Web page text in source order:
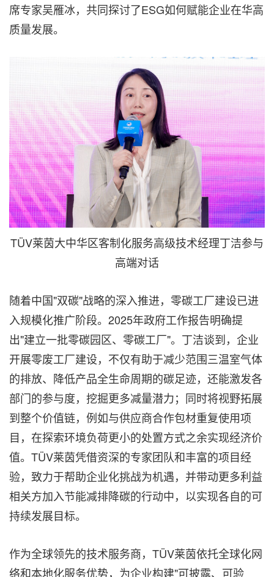
席专家吴雁冰，共同探讨了ESG如何赋能企业在华高
质量发展。
TÜV莱茵大中华区客制化服务高级技术经理丁洁参与
高端对话
随着中国"双碳"战略的深入推进，零碳工厂建设已进
入规模化推广阶段。2025年政府工作报告明确提
出"建立一批零碳园区、零碳工厂"。丁洁谈到，企业
开展零废工厂建设，不仅有助于减少范围三温室气体
的排放、降低产品全生命周期的碳足迹，还能激发各
部门的参与度，挖掘更多减量潜力；同时将视野拓展
到整个价值链，例如与供应商合作包材重复使用项
目，在探索环境负荷更小的处置方式之余实现经济价
值。TÜV莱茵凭借资深的专家团队和丰富的项目经
验，致力于帮助企业化挑战为机遇，并带动更多利益
相关方加入节能减排降碳的行动中，以实现各自的可
持续发展目标。
作为全球领先的技术服务商，TÜV莱茵依托全球化网
络和本地化服务优势，为企业构建"可披露、可验